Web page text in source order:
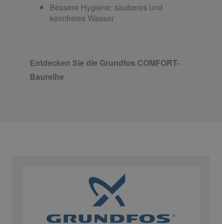
Bessere Hygiene: sauberes und
keimfreies Wasser
Entdecken Sie die Grundfos COMFORT-
Baureihe